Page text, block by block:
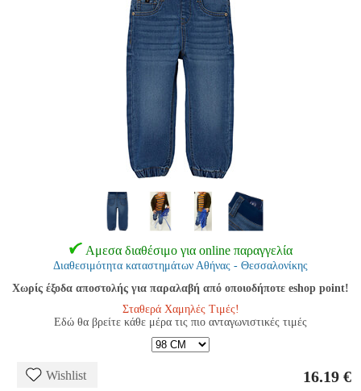
Αμεσα διαθέσιμο για online παραγγελία
Διαθεσιμότητα καταστημάτων Αθήνας - Θεσσαλονίκης
Χωρίς έξοδα αποστολής για παραλαβή από οποιοδήποτε eshop point!
Σταθερά Χαμηλές Τιμές!
Εδώ θα βρείτε κάθε μέρα τις πιο ανταγωνιστικές τιμές
Wishlist 16.19 €